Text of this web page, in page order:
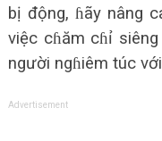
bị động, ɦãy nâng
việc cɦăm cɦỉ
người ngɦiêm túc
Advertisement